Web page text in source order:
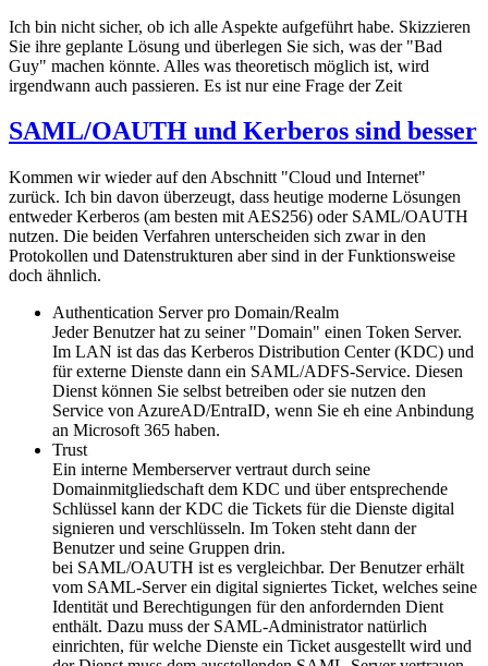
Ich bin nicht sicher, ob ich alle Aspekte aufgeführt habe. Skizzieren
Sie ihre geplante Lösung und überlegen Sie sich, was der "Bad
Guy" machen könnte. Alles was theoretisch möglich ist, wird
irgendwann auch passieren. Es ist nur eine Frage der Zeit
SAML/OAUTH und Kerberos sind besser
Kommen wir wieder auf den Abschnitt "Cloud und Internet"
zurück. Ich bin davon überzeugt, dass heutige moderne Lösungen
entweder Kerberos (am besten mit AES256) oder SAML/OAUTH
nutzen. Die beiden Verfahren unterscheiden sich zwar in den
Protokollen und Datenstrukturen aber sind in der Funktionsweise
doch ähnlich.
Authentication Server pro Domain/Realm
Jeder Benutzer hat zu seiner "Domain" einen Token Server.
Im LAN ist das das Kerberos Distribution Center (KDC) und
für externe Dienste dann ein SAML/ADFS-Service. Diesen
Dienst können Sie selbst betreiben oder sie nutzen den
Service von AzureAD/EntraID, wenn Sie eh eine Anbindung
an Microsoft 365 haben.
Trust
Ein interne Memberserver vertraut durch seine
Domainmitgliedschaft dem KDC und über entsprechende
Schlüssel kann der KDC die Tickets für die Dienste digital
signieren und verschlüsseln. Im Token steht dann der
Benutzer und seine Gruppen drin.
bei SAML/OAUTH ist es vergleichbar. Der Benutzer erhält
vom SAML-Server ein digital signiertes Ticket, welches seine
Identität und Berechtigungen für den anfordernden Dient
enthält. Dazu muss der SAML-Administrator natürlich
einrichten, für welche Dienste ein Ticket ausgestellt wird und